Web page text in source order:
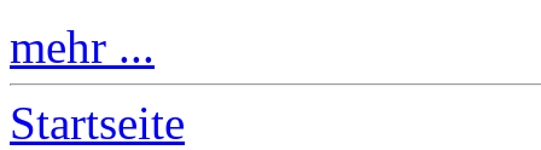
mehr ...
Startseite